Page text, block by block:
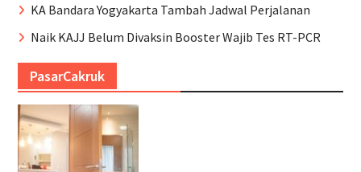
KA Bandara Yogyakarta Tambah Jadwal Perjalanan
Naik KAJJ Belum Divaksin Booster Wajib Tes RT-PCR
PasarCakruk